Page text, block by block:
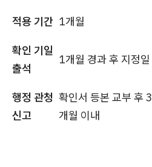
적용 기간 1개월
확인 기일
출석
1개월 경과 후 지정일
행정 관청
신고
확인서 등본 교부 후 3
개월 이내